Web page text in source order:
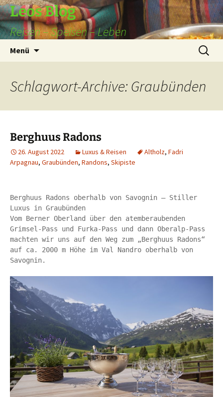
Leos Blog
Reisen – Speisen – Leben
Menü
Suchen
nach:
Schlagwort-Archive: Graubünden
Berghuus Radons
26. August 2022 Luxus & Reisen Altholz, Fadri
Arpagnau, Graubünden, Randons, Skipiste
Berghuus Radons oberhalb von Savognin – Stiller
Luxus in Graubünden
Vom Berner Oberland über den atemberaubenden
Grimsel-Pass und Furka-Pass und dann Oberalp-Pass
machten wir uns auf den Weg zum „Berghuus Radons“
auf ca. 2000 m Höhe im Val Nandro oberhalb von
Savognin.